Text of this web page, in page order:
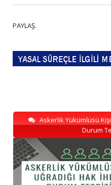
PAYLAŞ.
Askerlik Yükümlüsü
Durum